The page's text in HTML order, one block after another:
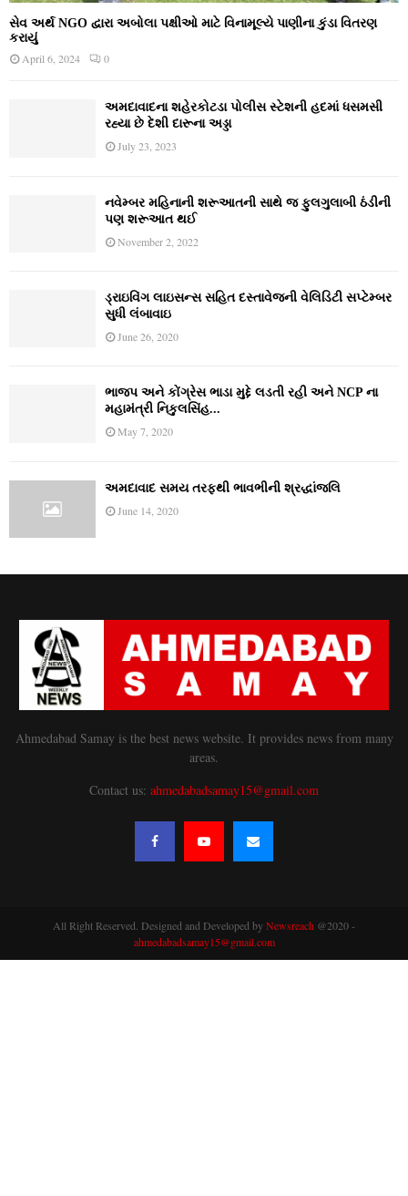
સેવ અર્થ NGO દ્વારા અબોલા પક્ષીઓ માટે વિનામૂલ્યે પાણીના કુંડા વિતરણ
કરાયું
April 6, 2024 0
અમદાવાદના શહેરકોટડા પોલીસ સ્ટેશની હદમાં ધસમસી
રહ્યા છે દેશી દારૂના અડ્ડા
July 23, 2023
નવેમ્‍બર મહિનાની શરૂઆતની સાથે જ ફુલગુલાબી ઠંડીની
પણ શરૂઆત થઈ
November 2, 2022
ડ્રાઇવિંગ લાઇસન્સ સહિત દસ્તાવેજની વેલિડિટી સપ્ટેમ્બર
સુધી લંબાવાઇ
June 26, 2020
ભાજપ અને કોંગ્રેસ ભાડા મુદ્દે લડતી રહી અને NCP ના
મહામંત્રી નિકુલસિંહ...
May 7, 2020
અમદાવાદ સમય તરફથી ભાવભીની શ્રદ્ધાંજલિ
June 14, 2020
Ahmedabad Samay is the best news website. It provides news from many
areas.
Contact us: ahmedabadsamay15@gmail.com
All Right Reserved. Designed and Developed byNewsreach @2020 -
ahmedabadsamay15@gmail.com